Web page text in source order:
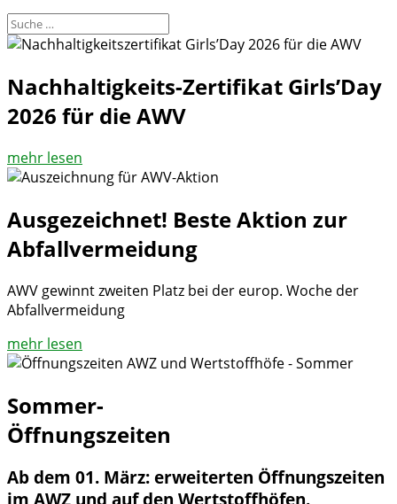
Nachhaltigkeits-Zertifikat Girls’Day
2026 für die AWV
mehr lesen
Ausgezeichnet! Beste Aktion zur
Abfallvermeidung
AWV gewinnt zweiten Platz bei der europ. Woche der
Abfallvermeidung
mehr lesen
Sommer-
Öffnungszeiten
Ab dem 01. März: erweiterten Öffnungszeiten
im AWZ und auf den Wertstoffhöfen.